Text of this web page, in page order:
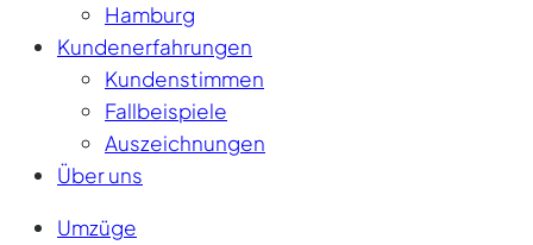
Hamburg
Kundenerfahrungen
Kundenstimmen
Fallbeispiele
Auszeichnungen
Über uns
Umzüge